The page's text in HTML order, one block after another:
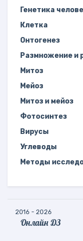
Генетика
Клетка
Онтогенез
Размножение и
Митоз
Мейоз
Митоз и мейоз
Фотосинтез
Вирусы
Углеводы
Методы
2016 - 2026
Онлайн ДЗ